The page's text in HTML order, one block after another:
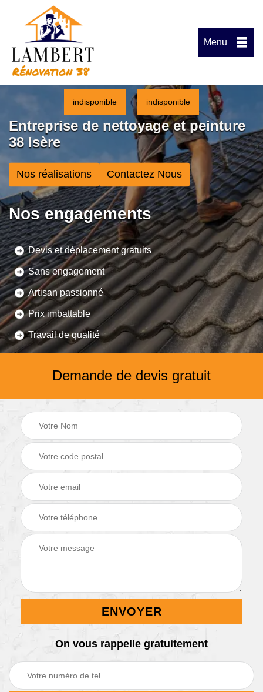
Menu
indisponible indisponible
Entreprise de nettoyage et peinture
38 Isère
Nos réalisations Contactez Nous
Nos engagements
Devis et déplacement gratuits
Sans engagement
Artisan passionné
Prix imbattable
Travail de qualité
Demande de devis gratuit
On vous rappelle gratuitement